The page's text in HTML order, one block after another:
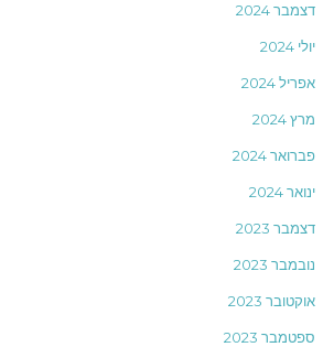
דצמבר 2024
יולי 2024
אפריל 2024
מרץ 2024
פברואר 2024
ינואר 2024
דצמבר 2023
נובמבר 2023
אוקטובר 2023
ספטמבר 2023